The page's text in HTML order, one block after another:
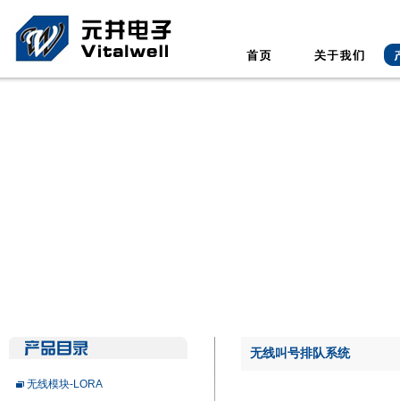
无线模块-LORA
无线叫号排队系统